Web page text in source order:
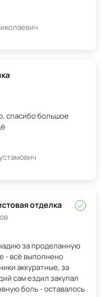
спасибо большое
отделка
за проделанную
- всё выполнено
аккуратные, за
сам ездил закупал
боль - оставалось